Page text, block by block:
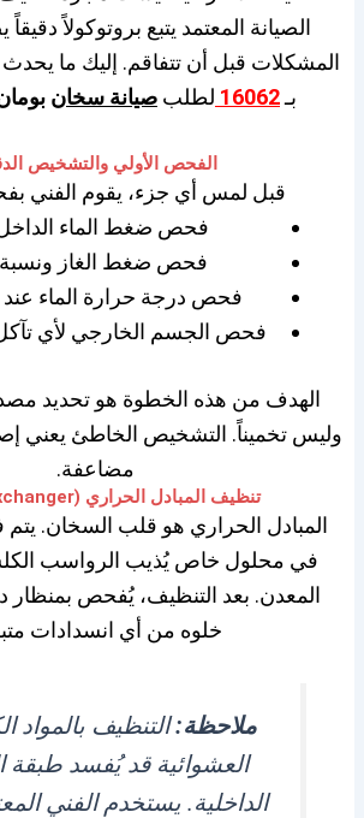
الصيانة المعتمد يتبع بروتوكولاً
المشكلات قبل أن تتفاقم. إليك ما يحدث
بـ16062 لطلب صيانة سخان
الفحص الأولي والتشخيص
قبل لمس أي جزء، يقوم الفني
فحص ضغط الماء
فحص ضغط الغاز ونسبة
فحص درجة حرارة الماء عند
فحص الجسم الخارجي لأي
الهدف من هذه الخطوة هو تحديد
وليس تخميناً. التشخيص الخاطئ يعني
مضاعفة.
تنظيف المبادل الحراري (Heat Exchanger)
المبادل الحراري هو قلب السخان. يتم
في محلول خاص يُذيب الرواسب
المعدن. بعد التنظيف، يُفحص بمنظار
خلوه من أي انسدادات
ملاحظة:التنظيف بالمواد
العشوائية قد يُفسد طبقة
الداخلية. يستخدم الفني